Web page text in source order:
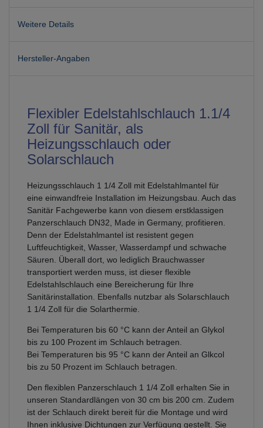
Weitere Details
Hersteller-Angaben
Flexibler Edelstahlschlauch 1.1/4
Zoll für Sanitär, als
Heizungsschlauch oder
Solarschlauch
Heizungsschlauch 1 1/4 Zoll mit Edelstahlmantel für
eine einwandfreie Installation im Heizungsbau. Auch das
Sanitär Fachgewerbe kann von diesem erstklassigen
Panzerschlauch DN32, Made in Germany, profitieren.
Denn der Edelstahlmantel ist resistent gegen
Luftfeuchtigkeit, Wasser, Wasserdampf und schwache
Säuren. Überall dort, wo lediglich Brauchwasser
transportiert werden muss, ist dieser flexible
Edelstahlschlauch eine Bereicherung für Ihre
Sanitärinstallation. Ebenfalls nutzbar als Solarschlauch
1 1/4 Zoll für die Solarthermie.
Bei Temperaturen bis 60 °C kann der Anteil an Glykol
bis zu 100 Prozent im Schlauch betragen.
Bei Temperaturen bis 95 °C kann der Anteil an Glkcol
bis zu 50 Prozent im Schlauch betragen.
Den flexiblen Panzerschlauch 1 1/4 Zoll erhalten Sie in
unseren Standardlängen von 30 cm bis 200 cm. Zudem
ist der Schlauch direkt bereit für die Montage und wird
Ihnen inklusive Dichtungen zur Verfügung gestellt. Sie